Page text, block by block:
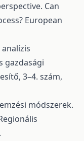
Can
European
analízis
gazdasági
3–4. szám,
módszerek.